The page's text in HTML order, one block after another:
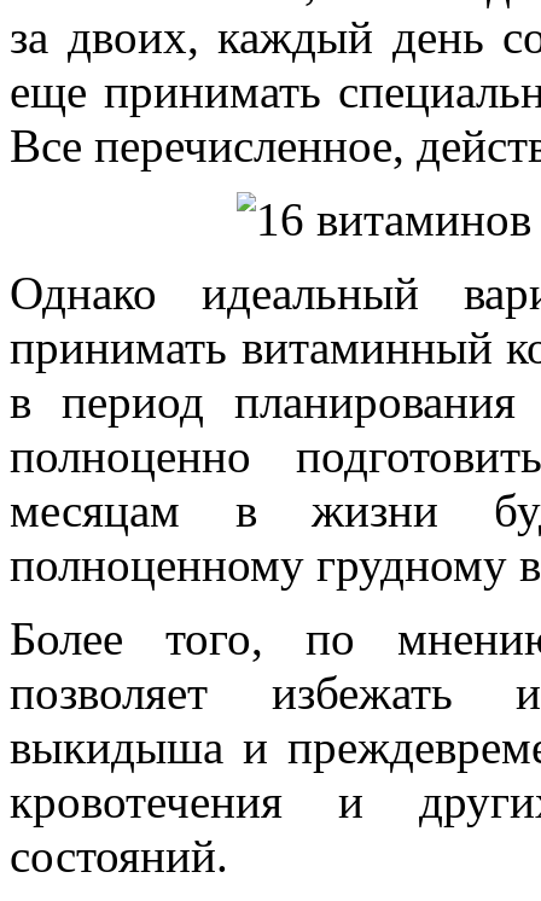
за двоих, каждый день
еще принимать
Все перечисленное,
Однако идеальный
принимать витаминный
в период планирования
полноценно
месяцам в жизни
полноценному грудному
Более того, по
позволяет избежать
выкидыша и
кровотечения и
состояний.